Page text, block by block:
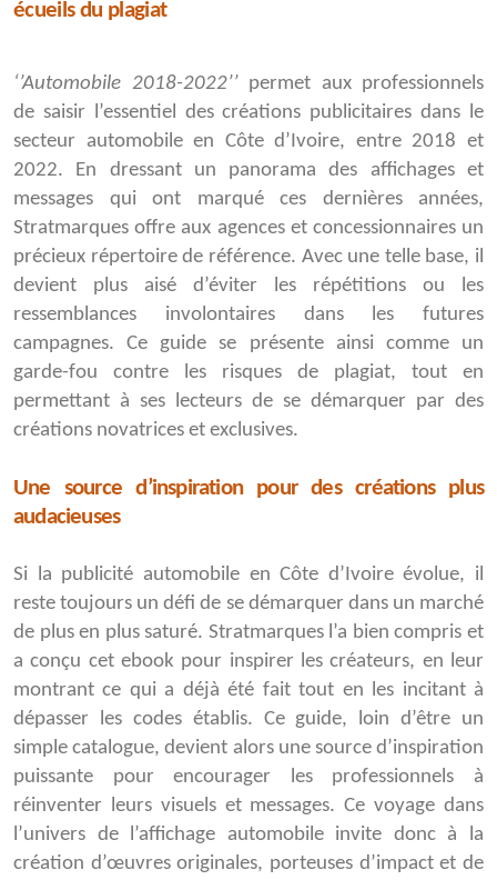
écueils du plagiat
‘’Automobile 2018-2022’’ permet aux professionnels
de saisir l’essentiel des créations publicitaires dans le
secteur automobile en Côte d’Ivoire, entre 2018 et
2022. En dressant un panorama des affichages et
messages qui ont marqué ces dernières années,
Stratmarques offre aux agences et concessionnaires un
précieux répertoire de référence. Avec une telle base, il
devient plus aisé d’éviter les répétitions ou les
ressemblances involontaires dans les futures
campagnes. Ce guide se présente ainsi comme un
garde-fou contre les risques de plagiat, tout en
permettant à ses lecteurs de se démarquer par des
créations novatrices et exclusives.
Une source d’inspiration pour des créations plus
audacieuses
Si la publicité automobile en Côte d’Ivoire évolue, il
reste toujours un défi de se démarquer dans un marché
de plus en plus saturé. Stratmarques l’a bien compris et
a conçu cet ebook pour inspirer les créateurs, en leur
montrant ce qui a déjà été fait tout en les incitant à
dépasser les codes établis. Ce guide, loin d’être un
simple catalogue, devient alors une source d’inspiration
puissante pour encourager les professionnels à
réinventer leurs visuels et messages. Ce voyage dans
l’univers de l’affichage automobile invite donc à la
création d’œuvres originales, porteuses d’impact et de